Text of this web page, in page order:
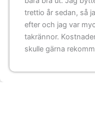
trettio år sedan, så
efter och jag var
takrännor.
skulle gärna